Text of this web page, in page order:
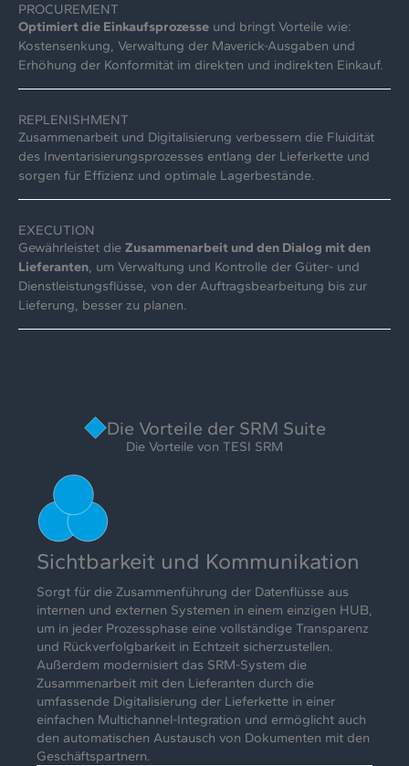
PROCUREMENT
Optimiert die Einkaufsprozesse und bringt Vorteile wie:
Kostensenkung, Verwaltung der Maverick-Ausgaben und
Erhöhung der Konformität im direkten und indirekten Einkauf.
REPLENISHMENT
Zusammenarbeit und Digitalisierung verbessern die Fluidität
des Inventarisierungsprozesses entlang der Lieferkette und
sorgen für Effizienz und optimale Lagerbestände.
EXECUTION
Gewährleistet die Zusammenarbeit und den Dialog mit den
Lieferanten, um Verwaltung und Kontrolle der Güter- und
Dienstleistungsflüsse, von der Auftragsbearbeitung bis zur
Lieferung, besser zu planen.
Die Vorteile der SRM Suite
Die Vorteile von TESI SRM
Sichtbarkeit und Kommunikation
Sorgt für die Zusammenführung der Datenflüsse aus
internen und externen Systemen in einem einzigen HUB,
um in jeder Prozessphase eine vollständige Transparenz
und Rückverfolgbarkeit in Echtzeit sicherzustellen.
Außerdem modernisiert das SRM-System die
Zusammenarbeit mit den Lieferanten durch die
umfassende Digitalisierung der Lieferkette in einer
einfachen Multichannel-Integration und ermöglicht auch
den automatischen Austausch von Dokumenten mit den
Geschäftspartnern.